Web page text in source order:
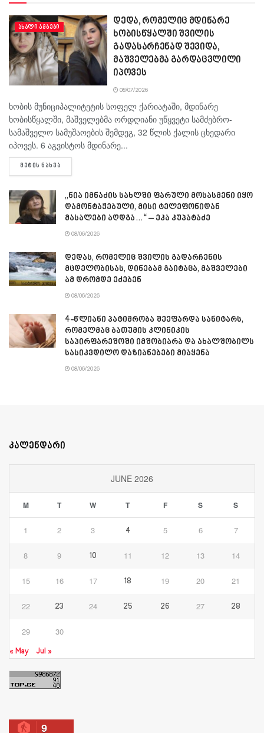
ᲐᲮᲐᲚᲘ ᲐᲛᲑᲔᲑᲘ
დედა, რომელიც მდინარე
ხობისწყალში შვილის
გადასარჩენად შევიდა,
მაშველებმა გარდაცვლილი
იპოვეს
08/07/2026
ხობის მუნიციპალიტეტის სოფელ ქარიატაში, მდინარე
ხობისწყალში, მაშველებმა ორდღიანი უწყვეტი სამძებრო-
სამაშველო სამუშაოების შემდეგ, 32 წლის ქალის ცხედარი
იპოვეს. 6 აგვისტოს მდინარე...
ᲛᲔᲢᲘᲡ ᲜᲐᲮᲕᲐ
„ნია იმნაძის სახლში ფარული მოსასმენი იყო
დამონტაჟებული, მისი ტელეფონიდან
მასალები აღდგა…“ – ეკა კუპატაძე
08/06/2026
დედას, რომელიც შვილის გადარჩენის
მცდელობისას, დინებამ გაიტაცა, მაშველები
ამ დრომდე ეძებენ
08/06/2026
4-წლიანი პატიმრობა შეეფარდა სანიტარს,
რომელმაც ბათუმის კლინიკის
საპირფარეშოში იმშობიარა და ახალშობილს
სასიკვდილო დაზიანებები მიაყენა
08/06/2026
კალენდარი
JUNE 2026
M T W T F S S
1 2 3 4 5 6 7
8 9 10 11 12 13 14
15 16 17 18 19 20 21
22 23 24 25 26 27 28
29 30
« May Jul »
9